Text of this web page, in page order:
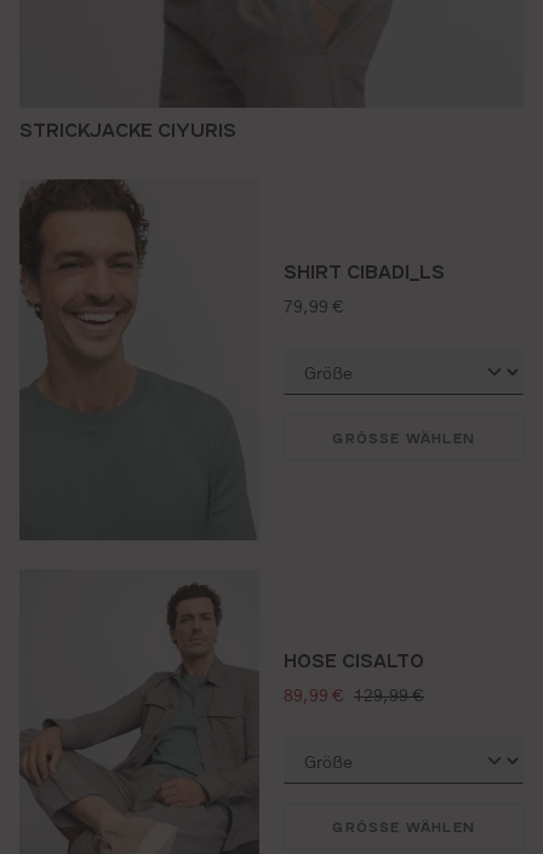
STRICKJACKE CIYURIS
SHIRT CIBADI_LS
regulärer preis:
79,99 €
GRÖSSE WÄHLEN
HOSE CISALTO
verkaufspreis:
89,99 € regulärer preis:
129,99 €
GRÖSSE WÄHLEN